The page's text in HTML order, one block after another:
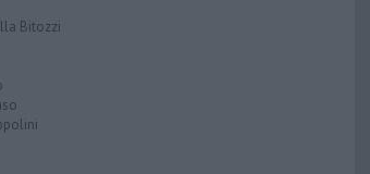
Bitozzi